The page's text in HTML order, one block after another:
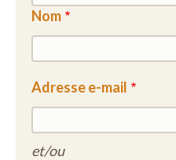
Nom
Adresse e-mail
et/ou